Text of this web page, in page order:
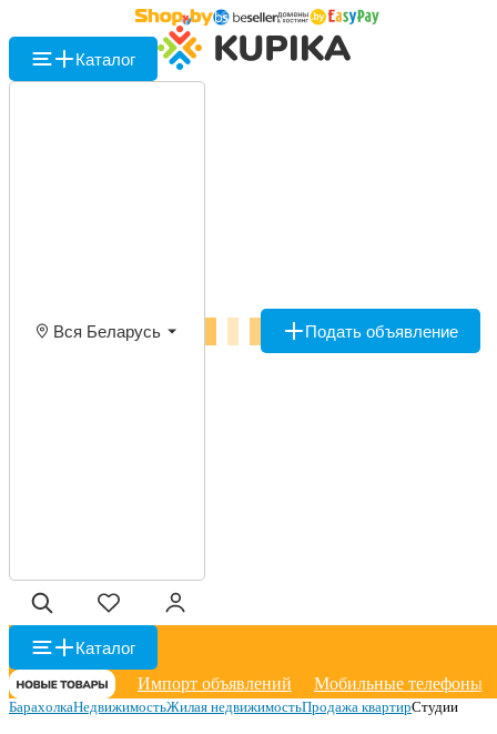
Каталог
Вся Беларусь Подать объявление
Каталог
Импорт объявлений
Мобильные телефоны
БарахолкаНедвижимостьЖилая недвижимостьПродажа квартирСтудии